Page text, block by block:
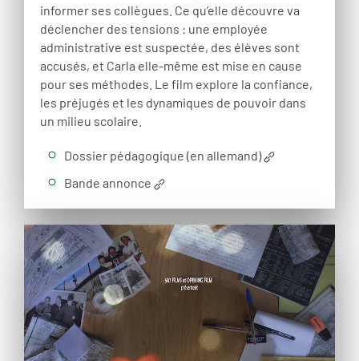
informer ses collègues. Ce qu’elle découvre va
déclencher des tensions : une employée
administrative est suspectée, des élèves sont
accusés, et Carla elle-même est mise en cause
pour ses méthodes. Le film explore la confiance,
les préjugés et les dynamiques de pouvoir dans
un milieu scolaire.
Dossier pédagogique (en allemand)
Bande annonce